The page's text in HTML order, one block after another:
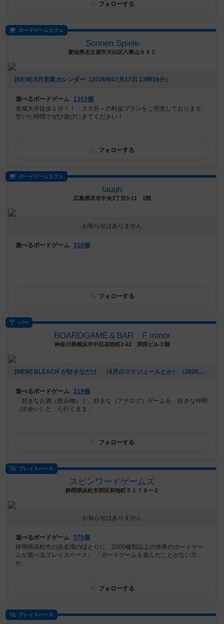
フォローする
ボードゲームカフェ
Sonnen Spiele
愛知県名古屋市天白区八事山６４１
[NEW] 8月営業カレンダー（2026年07月17日 13時19分）
遊べるボードゲーム
1353個
名城大学徒歩１分！！ ３０分～の料金プランをご用意しております。
空いた時間でぜひ遊びにきてください！
フォローする
ボードゲームカフェ
laugh
広島県呉市中央3丁目5-11 1階
お知らせはありません
遊べるボードゲーム 318個
フォローする
バー
BOARDGAME＆BAR F minor
神奈川県横浜市中区花咲町2-62 岡田ビル２階
[NEW] BLEACH が好きなだけ （8月のスケジュールとか）（2026年07月16日 03時46分）
遊べるボードゲーム 219個
「好きなお酒（飲み物）と、好きな（アナログ）ゲームを、好きな仲間
（出会い）と、心行くまま」
フォローする
プレイスペース
スピンワードゲームズ
静岡県浜松市西区和地町５１７９ー２
お知らせはありません
遊べるボードゲーム 579個
静岡県浜松市の浜名湖のほとりに、2000種類以上の世界のボードゲー
ムが遊べるプレイスペース。 「ボードゲームを遊んだことがない方」
か...
フォローする
プレイスペース